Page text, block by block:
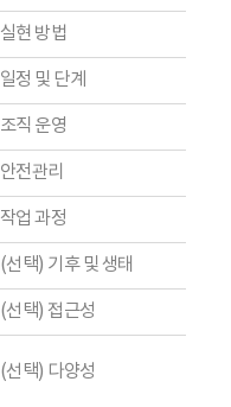
실현 방법
일정 및 단계
조직 운영
안전관리
작업 과정
(선택) 기후 및 생태
(선택) 접근성
(선택) 다양성